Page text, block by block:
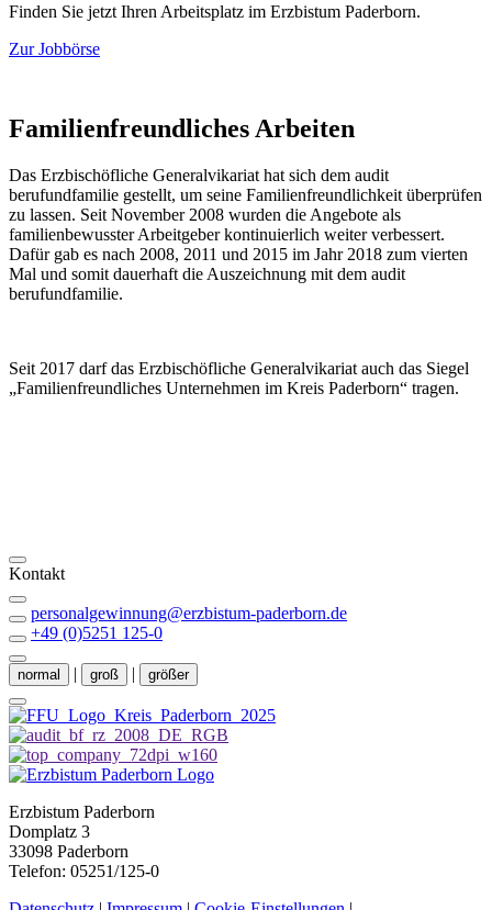
Finden Sie jetzt Ihren Arbeitsplatz im Erzbistum Paderborn.
Zur Jobbörse
Familienfreundliches Arbeiten
Das Erzbischöfliche Generalvikariat hat sich dem audit
berufundfamilie gestellt, um seine Familienfreundlichkeit überprüfen
zu lassen. Seit November 2008 wurden die Angebote als
familienbewusster Arbeitgeber kontinuierlich weiter verbessert.
Dafür gab es nach 2008, 2011 und 2015 im Jahr 2018 zum vierten
Mal und somit dauerhaft die Auszeichnung mit dem audit
berufundfamilie.
Seit 2017 darf das Erzbischöfliche Generalvikariat auch das Siegel
„Familienfreundliches Unternehmen im Kreis Paderborn“ tragen.
Kontakt
personalgewinnung@erzbistum-paderborn.de
+49 (0)5251 125-0
normal | groß | größer
Erzbistum Paderborn
Domplatz 3
33098 Paderborn
Telefon: 05251/125-0